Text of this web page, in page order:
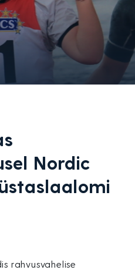
Nordic
rahvusvahelise